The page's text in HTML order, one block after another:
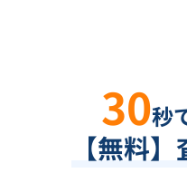
30秒
【無料